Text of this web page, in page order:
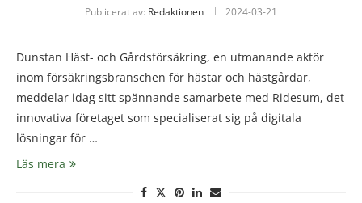
Publicerat av: Redaktionen 2024-03-21
Dunstan Häst- och Gårdsförsäkring, en utmanande aktör
inom försäkringsbranschen för hästar och hästgårdar,
meddelar idag sitt spännande samarbete med Ridesum, det
innovativa företaget som specialiserat sig på digitala
lösningar för …
Läs mera